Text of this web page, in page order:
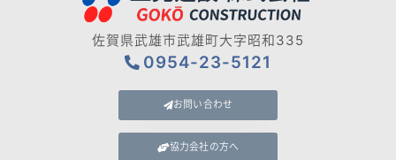
佐賀県武雄市武雄町大字昭和335
0954-23-5121
お問い合わせ
協力会社の方へ